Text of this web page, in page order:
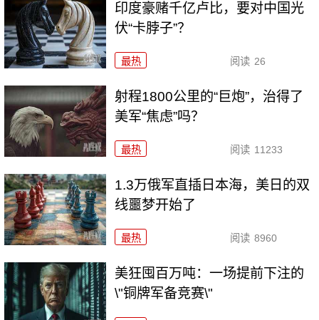
印度豪赌千亿卢比，要对中国光
伏“卡脖子”？
最热 阅读 26
射程1800公里的“巨炮”，治得了
美军“焦虑”吗？
最热 阅读 11233
1.3万俄军直插日本海，美日的双
线噩梦开始了
最热 阅读 8960
美狂囤百万吨：一场提前下注的
\"铜牌军备竞赛\"